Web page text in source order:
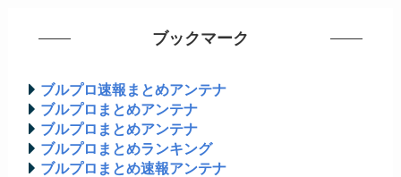
ブックマーク
ブルプロ速報まとめアンテナ
ブルプロまとめアンテナ
ブルプロまとめアンテナ
ブルプロまとめランキング
ブルプロまとめ速報アンテナ